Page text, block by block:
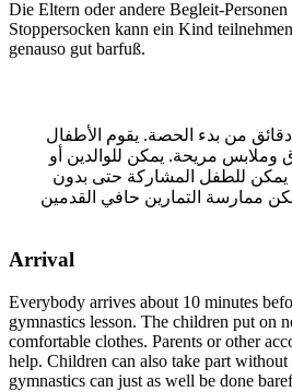
Die Eltern oder andere Begleit-
Stoppersocken kann ein Kind
genauso gut barfuß.
يصل الجميع قبل حوالي 10 دقائق من بدء الحصة. يقوم الأطفال
وملابس مريحة. يمكن للوالدين أو
للطفل المشاركة حتى بدون
ممارسة التمارين حافي القدمين
Arrival
Everybody arrives about 10 minutes
gymnastics lesson. The children put on
comfortable clothes. Parents or other
help. Children can also take part without
gymnastics can just as well be done